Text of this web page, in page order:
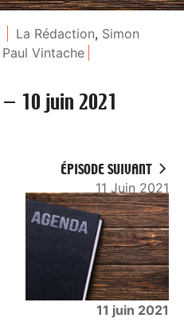
La Rédaction, Simon
Paul Vintache
— 10 juin 2021
ÉPISODE SUIVANT
11 Juin 2021
11 juin 2021